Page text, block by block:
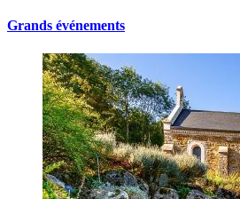
Grands événements